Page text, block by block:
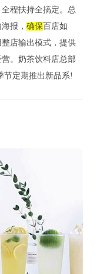
程扶持全搞定。总
报， 确保百店如
店输出模式，提供
营。奶茶饮料店总部
节定期推出新品系!